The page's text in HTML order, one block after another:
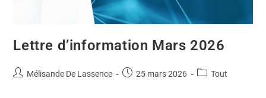
Lettre d’information Mars 2026
Mélisande De Lassence 25 mars 2026 Tout